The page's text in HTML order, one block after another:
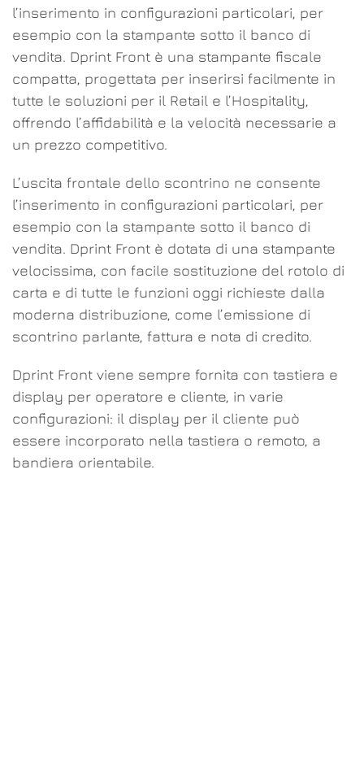
l’inserimento in configurazioni particolari, per
esempio con la stampante sotto il banco di
vendita. Dprint Front è una stampante fiscale
compatta, progettata per inserirsi facilmente in
tutte le soluzioni per il Retail e l’Hospitality,
offrendo l’affidabilità e la velocità necessarie a
un prezzo competitivo.
L’uscita frontale dello scontrino ne consente
l’inserimento in configurazioni particolari, per
esempio con la stampante sotto il banco di
vendita. Dprint Front è dotata di una stampante
velocissima, con facile sostituzione del rotolo di
carta e di tutte le funzioni oggi richieste dalla
moderna distribuzione, come l’emissione di
scontrino parlante, fattura e nota di credito.
Dprint Front viene sempre fornita con tastiera e
display per operatore e cliente, in varie
configurazioni: il display per il cliente può
essere incorporato nella tastiera o remoto, a
bandiera orientabile.